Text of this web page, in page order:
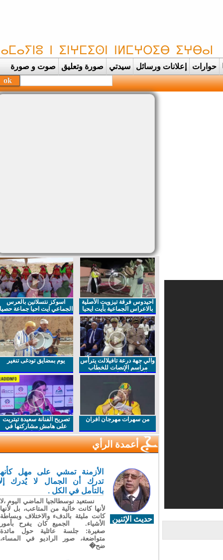
حوارات إعلانات ورسائل سيدتي صورة وتعليق صوت و صورة
احيدوس فرقة تيزويت الأصلية
بالاعراس الجماعية بأيت ايحيا
اسوكز نتسلاتين بالعرس
الجماعي ايت احيا جماعة حصيا
والي جهة درعة تافيلالت يترأس
مراسم الإنصات للخطاب
الملكي السامي بمناسبة
يوم بمضايق تودغى تنغير
من سهرات مهرجان افران
تصريح الفنانة سعيدة تيتريت
على هامش مشاركتها في
مهرجان افران
أعمدة الرأي
حديث الإثنين
الأزمنة تمشي على مهل كأنها
تدرك أن الجمال لا يُدرك إلا
بالتأمل في الكل .
نستعيد نوسطالجيا الماضي اليوم ،لا
لأنها كانت خالية من المتاعب، بل لأنها
كانت مليئة بالدفء والاختلاف وبساطة
الأشياء. الجميع كان يفرح بأمور
صغيرة: جلسة عائلية حول مائدة
متواضعة، صور الراديو في المساء،
ضح�